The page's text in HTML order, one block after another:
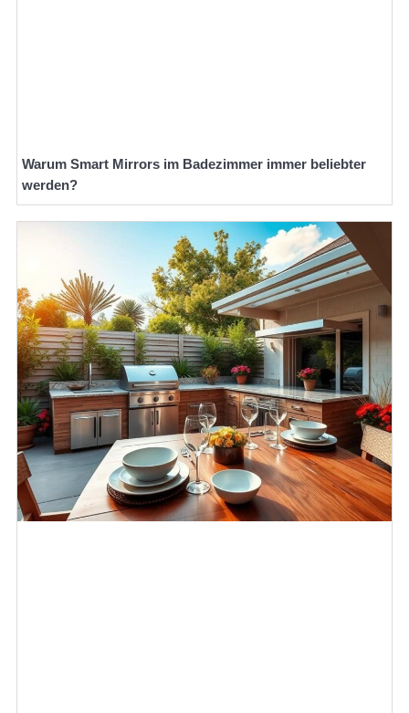
Warum Smart Mirrors im Badezimmer immer beliebter
werden?